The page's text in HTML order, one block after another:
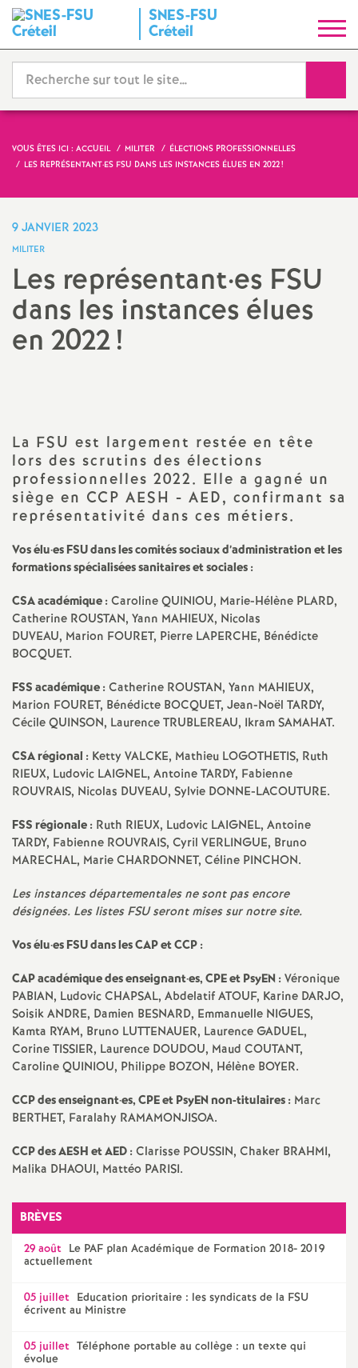
SNES-FSU
Créteil
y
n
d
i
a
t
t
i
o
n
a
l
d
e
s
E
n
s
e
i
g
n
e
e
n
t
s
d
VOUS ÊTES ICI : ACCUEIL MILITER
ÉLECTIONS PROFESSIONNELLES
LES REPRÉSENTANT·ES FSU DANS LES INSTANCES ÉLUES EN 2022!
9 JANVIER 2023
MILITER
Les représentant·es FSU
dans les instances élues
en 2022!
La FSU est largement restée en tête
lors des scrutins des élections
professionnelles 2022. Elle a gagné un
siège en CCP AESH - AED, confirmant sa
représentativité dans ces métiers.
Vos élu·esFSUdans les comités sociaux d’administration et les
formations spécialisées sanitaires et sociales :
CSAacadémique :CarolineQUINIOU, Marie-Hélène PLARD,
Catherine ROUSTAN, Yann MAHIEUX, Nicolas
DUVEAU, Marion FOURET, Pierre LAPERCHE, Bénédicte
BOCQUET.
FSSacadémique :Catherine ROUSTAN, Yann MAHIEUX,
Marion FOURET, Bénédicte BOCQUET, Jean-Noël TARDY,
CécileQUINSON, LaurenceTRUBLEREAU, IkramSAMAHAT.
CSArégional : Ketty VALCKE, Mathieu LOGOTHETIS, Ruth
RIEUX, Ludovic LAIGNEL, AntoineTARDY, Fabienne
ROUVRAIS, Nicolas DUVEAU, Sylvie DONNE-LACOUTURE.
FSSrégionale : Ruth RIEUX, Ludovic LAIGNEL, Antoine
TARDY, Fabienne ROUVRAIS, Cyril VERLINGUE, Bruno
MARECHAL, MarieCHARDONNET, Céline PINCHON.
Les instances départementales ne sont pas encore
désignées. Les listesFSUseront mises sur notre site.
Vos élu·esFSUdans lesCAPetCCP:
CAPacadémique des enseignant·es,CPEet PsyEN :Véronique
PABIAN, LudovicCHAPSAL, AbdelatifATOUF, Karine DARJO,
SoisikANDRE, Damien BESNARD, Emmanuelle NIGUES,
Kamta RYAM, Bruno LUTTENAUER, LaurenceGADUEL,
CorineTISSIER, Laurence DOUDOU, Maud COUTANT,
CarolineQUINIOU, Philippe BOZON, Hélène BOYER.
CCPdes enseignant·es,CPEet PsyEN non-titulaires : Marc
BERTHET, Faralahy RAMAMONJISOA.
CCPdesAESHetAED:Clarisse POUSSIN, Chaker BRAHMI,
Malika DHAOUI, Mattéo PARISI.
BRÈVES
29 août Le PAF plan Académique de Formation 2018- 2019
actuellement
05 juillet Education prioritaire : les syndicats de la FSU
écrivent au Ministre
05 juillet Téléphone portable au collège : un texte qui
évolue